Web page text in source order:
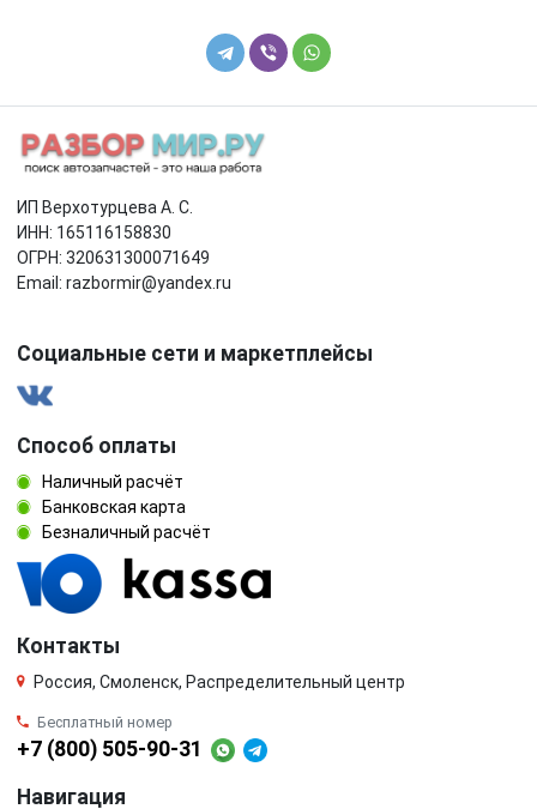
ИП Верхотурцева А. С.
ИНН: 165116158830
ОГРН: 320631300071649
Email: razbormir@yandex.ru
Социальные сети и маркетплейсы
Способ оплаты
Наличный расчёт
Банковская карта
Безналичный расчёт
Контакты
Россия, Смоленск, Распределительный центр
Бесплатный номер
+7 (800) 505-90-31
Навигация